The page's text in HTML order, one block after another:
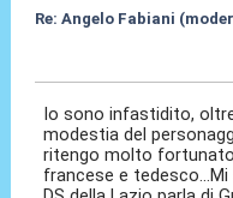
Re: Angelo Fabiani
Io sono infastidito,
modestia del
ritengo molto
francese e